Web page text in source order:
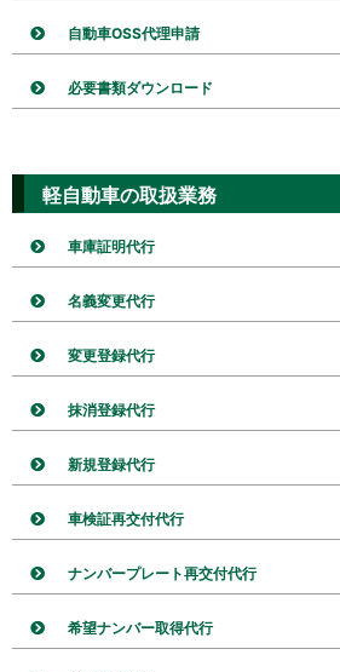
自動車OSS代理申請
必要書類ダウンロード
軽自動車の取扱業務
車庫証明代行
名義変更代行
変更登録代行
抹消登録代行
新規登録代行
車検証再交付代行
ナンバープレート再交付代行
希望ナンバー取得代行